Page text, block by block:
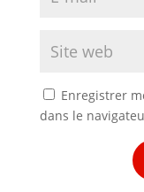
Enregistrer
dans le